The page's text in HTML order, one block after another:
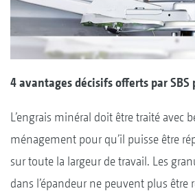
4 avantages décisifs offerts par SBS
L’engrais minéral doit être traité avec
ménagement pour qu’il puisse être
sur toute la largeur de travail. Les
dans l’épandeur ne peuvent plus être